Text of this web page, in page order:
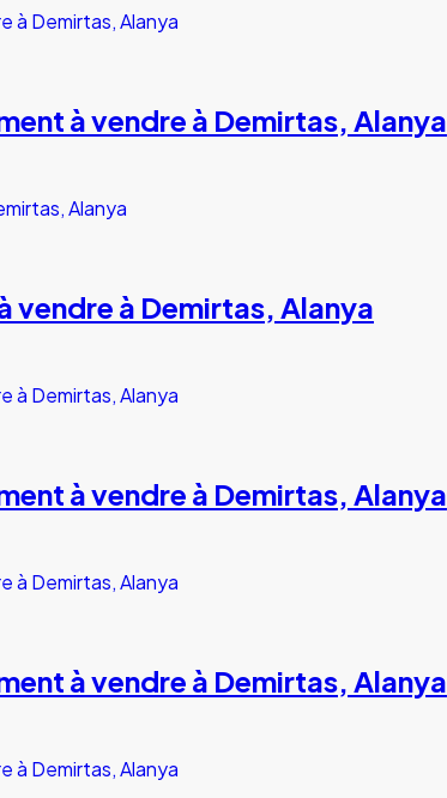
à vendre à Demirtas, Alanya
à Demirtas, Alanya
à vendre à Demirtas, Alanya
à vendre à Demirtas, Alanya